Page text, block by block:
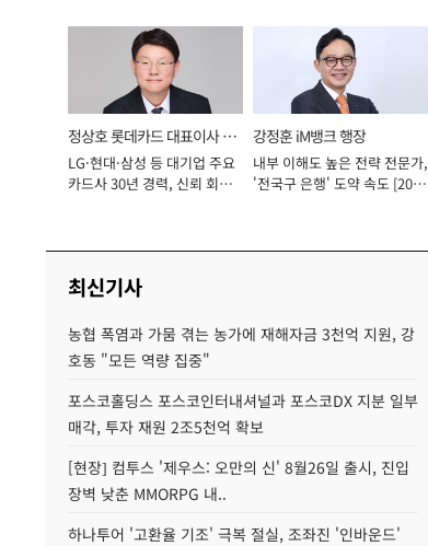
정상호 롯데카드 대표이사 사
장
LG·현대·삼성 등 대기업 주요
카드사 30년 경력, 신뢰 회복
강정훈 iM뱅크 행장
내부 이해도 높은 전략 전문가,
'전국구 은행' 도약 속도 [2026
최신기사
농협 폭염과 가뭄 겪는 농가에 재해자금 3천억 지원, 강
호동 "모든 역량 집중"
포스코홀딩스 포스코인터내셔널과 포스코DX 지분 일부
매각, 투자 재원 2조5천억 확보
[현장] 컴투스 '제우스: 오만의 신' 8월26일 출시, 진입
장벽 낮춘 MMORPG 내..
하나투어 '고환율 기조' 극복 절실, 조좌진 '인바운드'